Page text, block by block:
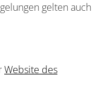
gelten auch
Website des